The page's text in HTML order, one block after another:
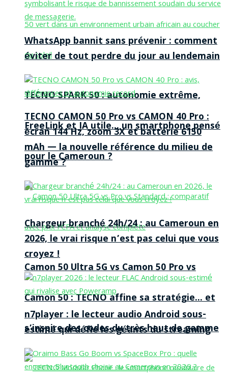
TECNO SPARK 50 : autonomie extrême,
FreeLink et IA utile… un smartphone pensé
pour le Cameroun ?
Camon 50 Ultra 5G vs Camon 50 Pro vs
Camon 50 : TECNO affine sa stratégie… et
s’inspire des codes du très haut de gamme
WhatsApp bannit sans prévenir : comment
éviter de tout perdre du jour au lendemain
TECNO CAMON 50 Pro vs CAMON 40 Pro :
écran 144 Hz, zoom 3X et batterie 6150
mAh — la nouvelle référence du milieu de
gamme ?
Chargeur branché 24h/24 : au Cameroun en
2026, le vrai risque n’est pas celui que vous
croyez !
n7player : le lecteur audio Android sous-
estimé qui défie les géants du streaming